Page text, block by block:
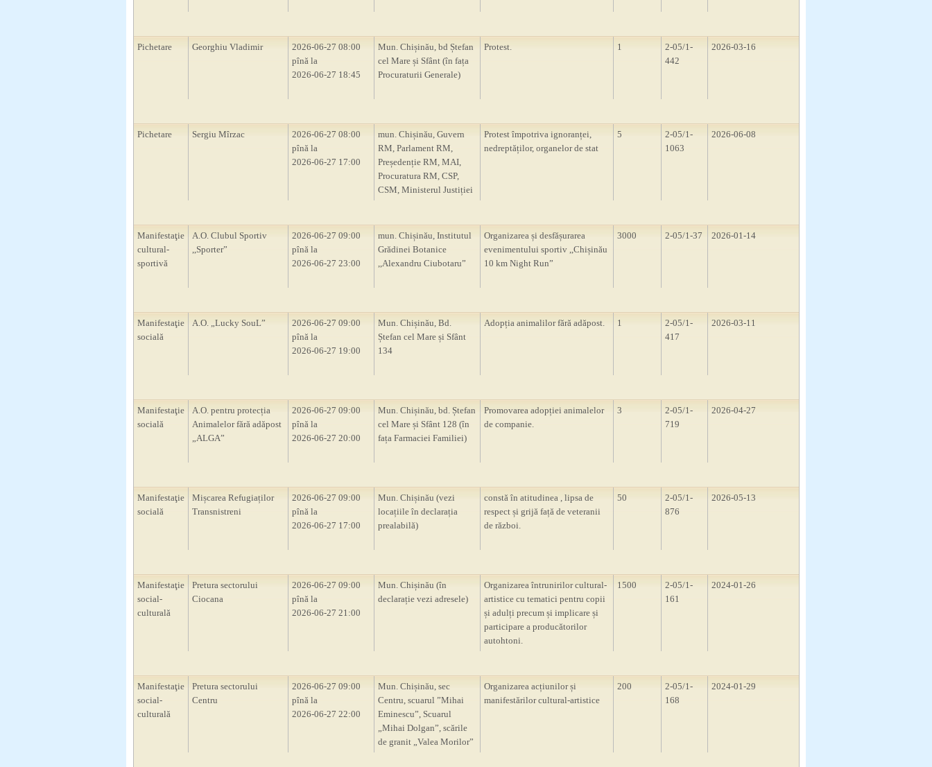
Pichetare Georghiu Vladimir
2026-06-27 08:00
pînă la
2026-06-27 18:45
Mun. Chișinău, bd Ștefan
cel Mare și Sfânt (în fața
Procuraturii Generale)
Protest. 1
2-05/1-
442
2026-03-16
Pichetare Sergiu Mîrzac
2026-06-27 08:00
pînă la
2026-06-27 17:00
mun. Chișinău, Guvern
RM, Parlament RM,
Președenție RM, MAI,
Procuratura RM, CSP,
CSM, Ministerul Justiției
Protest împotriva ignoranței,
nedreptăților, organelor de stat
5
2-05/1-
1063
2026-06-08
Manifestaţie
cultural-
sportivă
A.O. Clubul Sportiv
,,Sporter”
2026-06-27 09:00
pînă la
2026-06-27 23:00
mun. Chișinău, Institutul
Grădinei Botanice
,,Alexandru Ciubotaru”
Organizarea și desfășurarea
evenimentului sportiv ,,Chișinău
10 km Night Run”
3000 2-05/1-37 2026-01-14
Manifestaţie
socială
A.O. „Lucky SouL”
2026-06-27 09:00
pînă la
2026-06-27 19:00
Mun. Chișinău, Bd.
Ștefan cel Mare și Sfânt
134
Adopția animalilor fără adăpost. 1
2-05/1-
417
2026-03-11
Manifestaţie
socială
A.O. pentru protecția
Animalelor fără adăpost
„ALGA”
2026-06-27 09:00
pînă la
2026-06-27 20:00
Mun. Chișinău, bd. Ștefan
cel Mare și Sfânt 128 (în
fața Farmaciei Familiei)
Promovarea adopției animalelor
de companie.
3
2-05/1-
719
2026-04-27
Manifestaţie
socială
Mișcarea Refugiaților
Transnistreni
2026-06-27 09:00
pînă la
2026-06-27 17:00
Mun. Chișinău (vezi
locațiile în declarația
prealabilă)
constă în atitudinea , lipsa de
respect și grijă față de veteranii
de război.
50
2-05/1-
876
2026-05-13
Manifestaţie
social-
culturală
Pretura sectorului
Ciocana
2026-06-27 09:00
pînă la
2026-06-27 21:00
Mun. Chișinău (în
declarație vezi adresele)
Organizarea întrunirilor cultural-
artistice cu tematici pentru copii
și adulți precum și implicare și
participare a producătorilor
autohtoni.
1500
2-05/1-
161
2024-01-26
Manifestaţie
social-
culturală
Pretura sectorului
Centru
2026-06-27 09:00
pînă la
2026-06-27 22:00
Mun. Chișinău, sec
Centru, scuarul ”Mihai
Eminescu”, Scuarul
„Mihai Dolgan”, scările
de granit „Valea Morilor”
Organizarea acțiunilor și
manifestărilor cultural-artistice
200
2-05/1-
168
2024-01-29